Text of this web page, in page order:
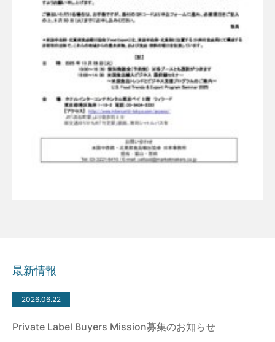
最新情報
2026.06.22
Private Label Buyers Mission募集のお知らせ